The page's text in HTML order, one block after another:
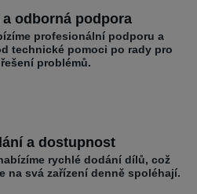
odborná podpora
profesionální podporu a
technické pomoci po rady pro
problémů.
a dostupnost
rychlé dodání dílů, což
na svá zařízení denně spoléhají.